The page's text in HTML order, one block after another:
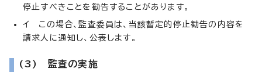
停止すべきことを勧告することがあります。
イ この場合、監査委員は、当該暫定的停止勧告の内容を
請求人に通知し、公表します。
(3) 監査の実施